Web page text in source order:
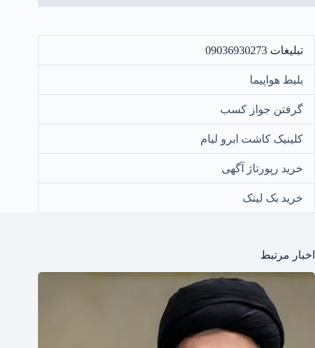
تبلیغات 09036930273
بلیط هواپیما
گرفتن جواز کسب
کلینیک کاشت ابرو لیام
خرید رپورتاژ آگهی
خرید بک لینک
اخبار مرتبط